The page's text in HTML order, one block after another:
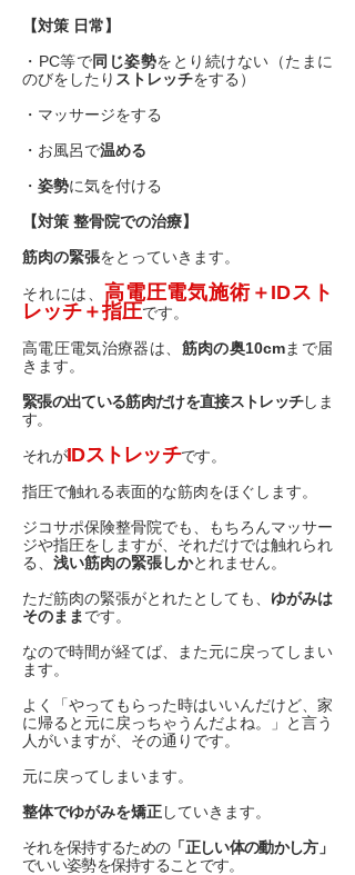
【対策 日常】
・PC等で同じ姿勢をとり続けない（たまに
のびをしたり ストレッチをする）
・マッサージをする
・お風呂で温める
・ 姿勢に気を付ける
【対策 整骨院での治療】
筋肉の緊張をとっていきます。
それには、 高電圧電気施術＋IDスト
レッチ＋指圧です。
高電圧電気治療器は、 筋肉の奥10cmまで届
きます。
緊張の出ている筋肉だけを直接ストレッチしま
す。
それがIDストレッチです。
指圧で触れる表面的な筋肉をほぐします。
ジコサポ保険整骨院でも、もちろんマッサー
ジや指圧をしますが、それだけでは触れられ
る、 浅い筋肉の緊張しかとれません。
ただ筋肉の緊張がとれたとしても、 ゆがみは
そのまま です。
なので時間が経てば、また元に戻ってしまい
ます。
よく「やってもらった時はいいんだけど、家
に帰ると元に戻っちゃうんだよね。」と言う
人がいますが、その通りです。
元に戻ってしまいます。
整体でゆがみを矯正していきます。
それを保持するための「正しい体の動かし方」
でいい姿勢を保持することです。